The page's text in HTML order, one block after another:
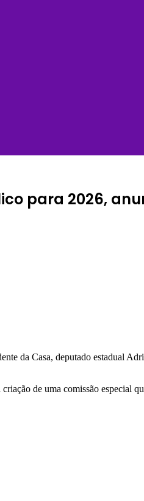
para 2026,
da Casa, deputado estadual
de uma comissão especial